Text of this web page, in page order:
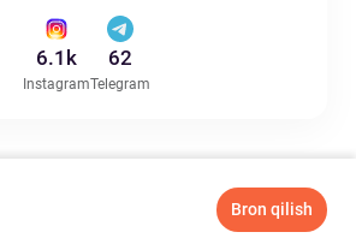
6.1k
Instagram
62
Telegram
Bron qilish